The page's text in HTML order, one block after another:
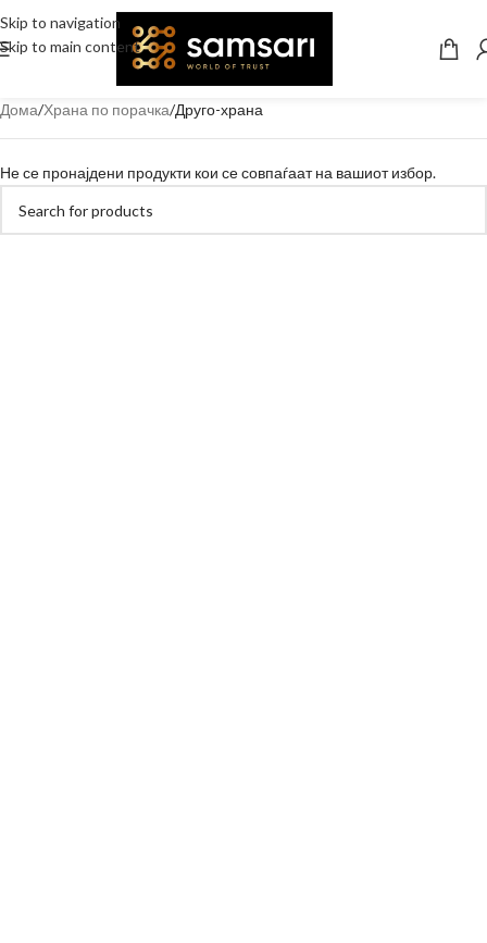
Skip to navigation
Skip to main content
Дома Храна по порачка Друго-храна
Не се пронајдени продукти кои се совпаѓаат на вашиот избор.